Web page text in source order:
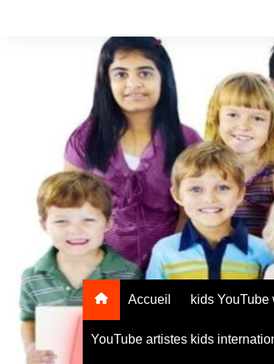
Accueil kids
YouTube artistes kids